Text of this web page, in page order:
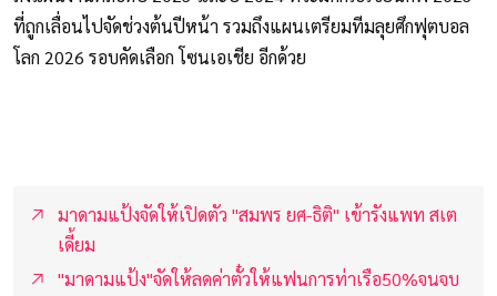
ที่ถูกเลื่อนไปจัดช่วงต้นปีหน้า รวมถึงแผนเตรียมทีมลุยศึกฟุตบอล
โลก 2026 รอบคัดเลือก โซนเอเชีย อีกด้วย
มาดามแป้งจัดให้เปิดตัว "สมพร ยศ-ธิติ" เข้ารังแพท สเต
เดี้ยม
"มาดามแป้ง"จัดให้ลดค่าตั๋วให้แฟนการท่าเรือ50%จนจบ